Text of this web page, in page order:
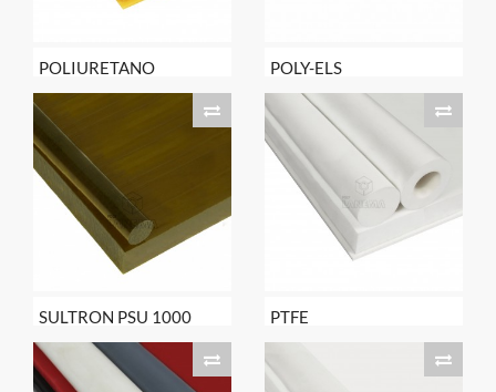
POLIURETANO POLY-ELS
SULTRON PSU 1000 PTFE